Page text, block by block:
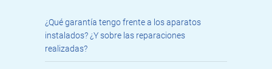
¿Qué garantía tengo frente a los aparatos
instalados? ¿Y sobre las reparaciones
realizadas?